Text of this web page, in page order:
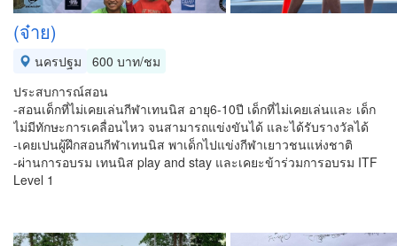
(จ๋าย)
นครปฐม
600 บาท/ชม
ประสบการณ์สอน
-สอนเด็กที่ไม่เคยเล่นกีฬาเทนนิส อายุ6-10ปี เด็กที่ไม่เคยเล่นและ เด็ก
ไม่มีทักษะการเคลื่อนไหว จนสามารถแข่งขันได้ และได้รับรางวัลได้
-เคยเปนผู้ฝึกสอนกีฬาเทนนิส พาเด็กไปแข่งกีฬาเยาวชนแห่งชาติ
-ผ่านการอบรม เทนนิส play and stay และเคยะข้าร่วมการอบรม ITF
Level 1